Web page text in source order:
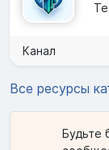
Канал
Все ресурсы
Будьте